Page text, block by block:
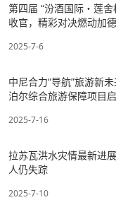
第四届 “汾酒国际・莲
收官，精彩对决燃动加
2025-7-6
中尼合力“导航”旅游新
泊尔综合旅游保障项目
2025-7-16
拉苏瓦洪水灾情最新进
人仍失踪
2025-7-10